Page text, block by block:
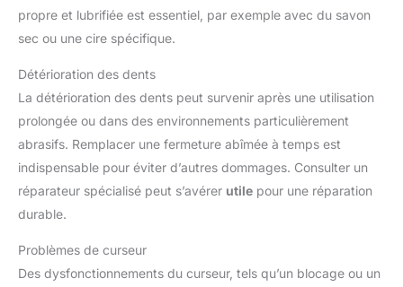
propre et lubrifiée est essentiel, par exemple avec du savon
sec ou une cire spécifique.
Détérioration des dents
La détérioration des dents peut survenir après une utilisation
prolongée ou dans des environnements particulièrement
abrasifs. Remplacer une fermeture abîmée à temps est
indispensable pour éviter d’autres dommages. Consulter un
réparateur spécialisé peut s’avérer utile pour une réparation
durable.
Problèmes de curseur
Des dysfonctionnements du curseur, tels qu’un blocage ou un